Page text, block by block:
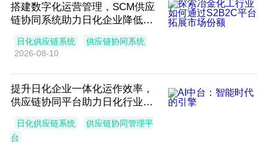
搭建数字化运营管理，SCM供应
链协同系统助力日化企业降低供
日化供应链系统
供应链协同系统
2026-08-10
提升日化企业一体化运作效率，
供应链协同平台助力日化行业变
日化供应链系统
供应链协同管理平
台